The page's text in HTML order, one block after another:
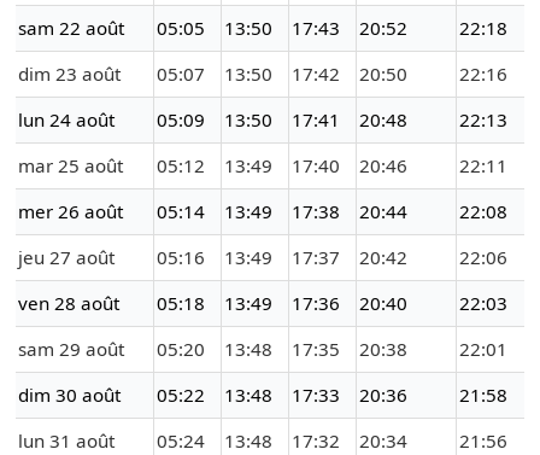
sam 22 août
05:05 13:50 17:43 20:52
22:18
dim 23 août
05:07 13:50 17:42 20:50
22:16
lun 24 août
05:09 13:50 17:41 20:48
22:13
mar 25 août
05:12 13:49 17:40 20:46
22:11
mer 26 août
05:14 13:49 17:38 20:44
22:08
jeu 27 août
05:16 13:49 17:37 20:42
22:06
ven 28 août
05:18 13:49 17:36 20:40
22:03
sam 29 août
05:20 13:48 17:35 20:38
22:01
dim 30 août
05:22 13:48 17:33 20:36
21:58
lun 31 août
05:24 13:48 17:32 20:34 21:56